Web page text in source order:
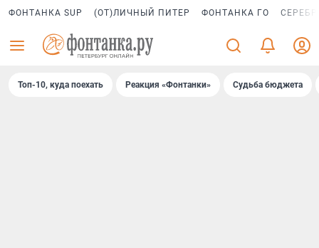
ФОНТАНКА SUP (ОТ)ЛИЧНЫЙ ПИТЕР ФОНТАНКА ГО
Топ-10, куда поехать Реакция «Фонтанки» Судьба бюджета